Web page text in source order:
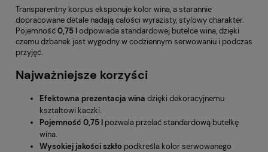
Transparentny korpus eksponuje kolor wina, a starannie
dopracowane detale nadają całości wyrazisty, stylowy charakter.
Pojemność0,75 lodpowiada standardowej butelce wina, dzięki
czemu dzbanek jest wygodny w codziennym serwowaniu i podczas
przyjęć.
Najważniejsze korzyści
Efektowna prezentacja wina dzięki dekoracyjnemu
kształtowi kaczki.
Pojemność 0,75 l pozwala przelać standardową butelkę
wina.
Wysokiej jakości szkło podkreśla kolor serwowanego